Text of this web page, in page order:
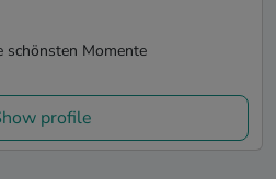
Momente
profile